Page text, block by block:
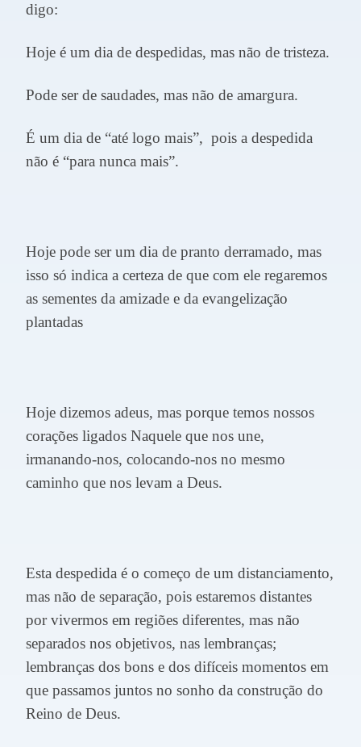
digo:
Hoje é um dia de despedidas, mas não de tristeza.
Pode ser de saudades, mas não de amargura.
É um dia de “até logo mais”, pois a despedida
não é “para nunca mais”.
Hoje pode ser um dia de pranto derramado, mas
isso só indica a certeza de que com ele regaremos
as sementes da amizade e da evangelização
plantadas
Hoje dizemos adeus, mas porque temos nossos
corações ligados Naquele que nos une,
irmanando-nos, colocando-nos no mesmo
caminho que nos levam a Deus.
Esta despedida é o começo de um distanciamento,
mas não de separação, pois estaremos distantes
por vivermos em regiões diferentes, mas não
separados nos objetivos, nas lembranças;
lembranças dos bons e dos difíceis momentos em
que passamos juntos no sonho da construção do
Reino de Deus.